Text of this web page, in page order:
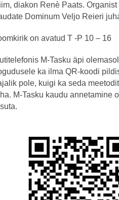
diakon Renè Paats.
Dominum Veljo Reieri
on avatud T -P 10 – 16
M-Tasku äpi
ka ilma QR-koodi
pole, kuigi ka seda
M-Tasku kaudu annetamine